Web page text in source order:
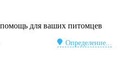
помощь для ваших питомцев
Определение...